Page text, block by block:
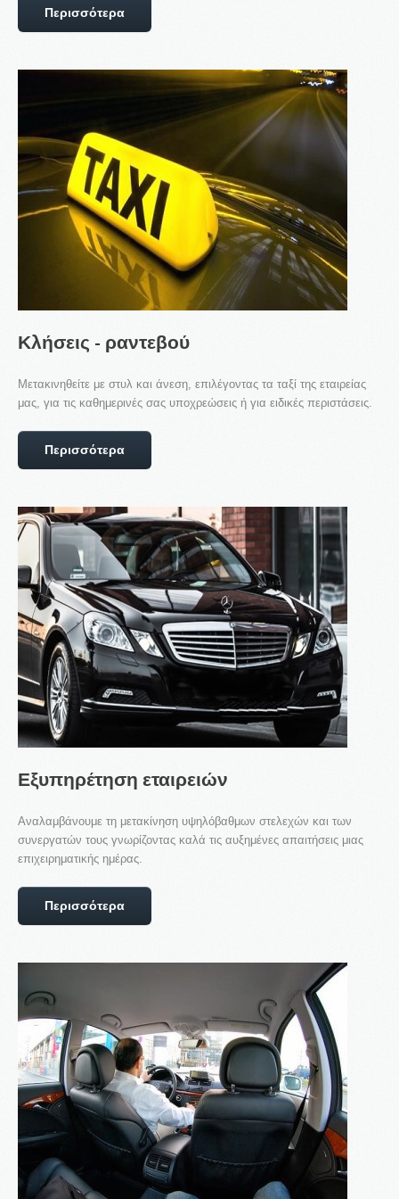
Στα πλαίσια της συνεχούς αναβάθμισης των ...
LOGIN
Όνομα Χρήστη
Κωδικός
Remember me
REGISTER
Αυτοκίνητα & Μέλη
Είπαν γι' εμάς
Συχνές Ερωτήσεις
Τα νέα μας
Υπηρεσίες
Εκδρομές
Κρατήσεις
Επικοινωνία
Περισσότερα
Κλήσεις - ραντεβού
Μετακινηθείτε με στυλ και άνεση, επιλέγοντας τα ταξί της εταιρείας
μας, για τις καθημερινές σας υποχρεώσεις ή για ειδικές περιστάσεις.
Περισσότερα
Εξυπηρέτηση εταιρειών
Αναλαμβάνουμε τη μετακίνηση υψηλόβαθμων στελεχών και των
συνεργατών τους γνωρίζοντας καλά τις αυξημένες απαιτήσεις μιας
επιχειρηματικής ημέρας.
Περισσότερα